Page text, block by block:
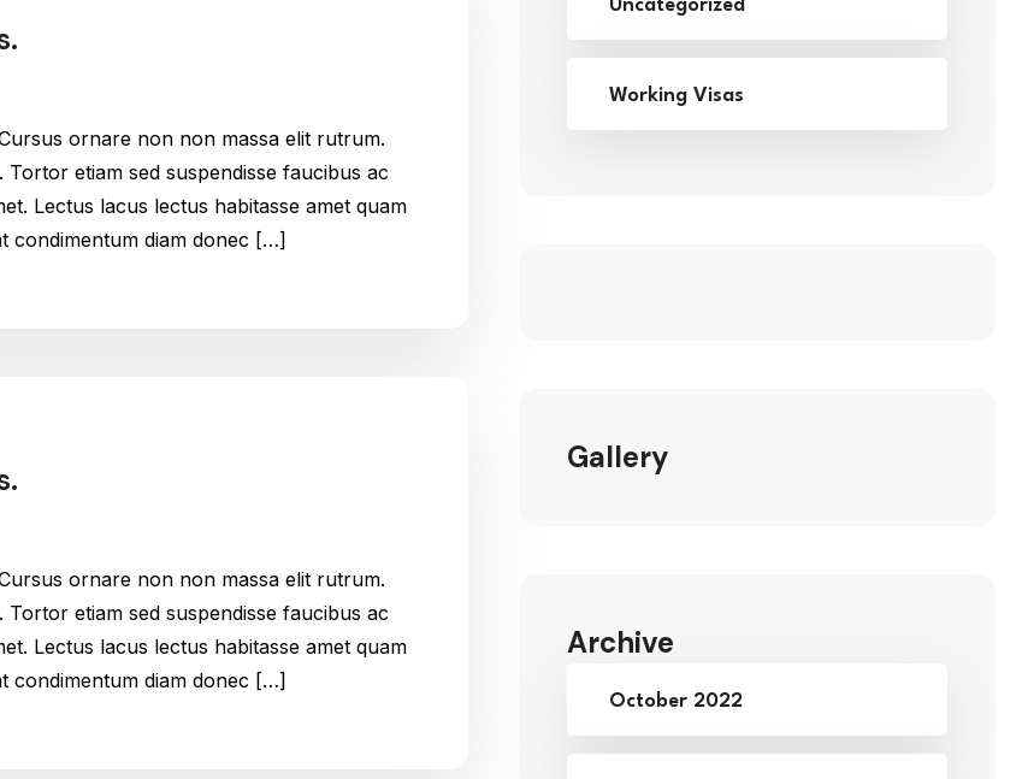
ornare non non massa elit rutrum.
etiam sed suspendisse faucibus ac
Lectus lacus lectus habitasse amet quam
condimentum diam donec […]
ornare non non massa elit rutrum.
etiam sed suspendisse faucibus ac
Lectus lacus lectus habitasse amet quam
condimentum diam donec […]
Uncategorized
Working Visas
Gallery
Archive
October 2022